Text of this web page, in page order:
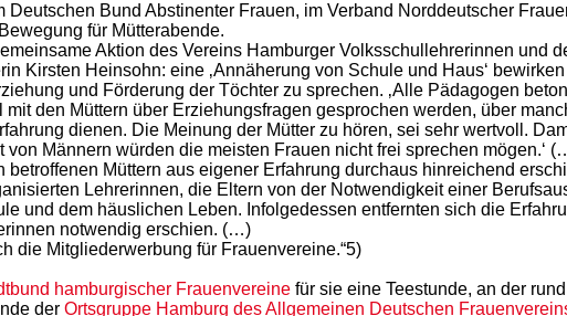
Deutschen Bund Abstinenter Frauen, im Verband Norddeutscher
für Mütterabende.
Aktion des Vereins Hamburger Volksschullehrerinnen und
Kirsten Heinsohn: eine ‚Annäherung von Schule und Haus‘
und Förderung der Töchter zu sprechen. ‚Alle Pädagogen
den Müttern über Erziehungsfragen gesprochen werden, über
dienen. Die Meinung der Mütter zu hören, sei sehr wertvoll.
Männern würden die meisten Frauen nicht frei sprechen mögen.‘
Müttern aus eigener Erfahrung durchaus hinreichend
Lehrerinnen, die Eltern von der Notwendigkeit einer
und dem häuslichen Leben. Infolgedessen entfernten sich die
notwendig erschien. (…)
die Mitgliederwerbung für Frauenvereine.“5)
hamburgischer Frauenvereine für sie eine Teestunde, an der
der Ortsgruppe Hamburg des Allgemeinen Deutschen